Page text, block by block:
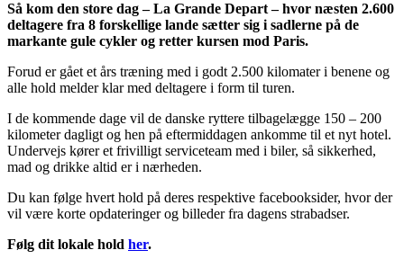
Så kom den store dag – La Grande Depart – hvor næsten 2.600
deltagere fra 8 forskellige lande sætter sig i sadlerne på de
markante gule cykler og retter kursen mod Paris.
Forud er gået et års træning med i godt 2.500 kilomater i benene og
alle hold melder klar med deltagere i form til turen.
I de kommende dage vil de danske ryttere tilbagelægge 150 – 200
kilometer dagligt og hen på eftermiddagen ankomme til et nyt hotel.
Undervejs kører et frivilligt serviceteam med i biler, så sikkerhed,
mad og drikke altid er i nærheden.
Du kan følge hvert hold på deres respektive facebooksider, hvor der
vil være korte opdateringer og billeder fra dagens strabadser.
Følg dit lokale hold her.